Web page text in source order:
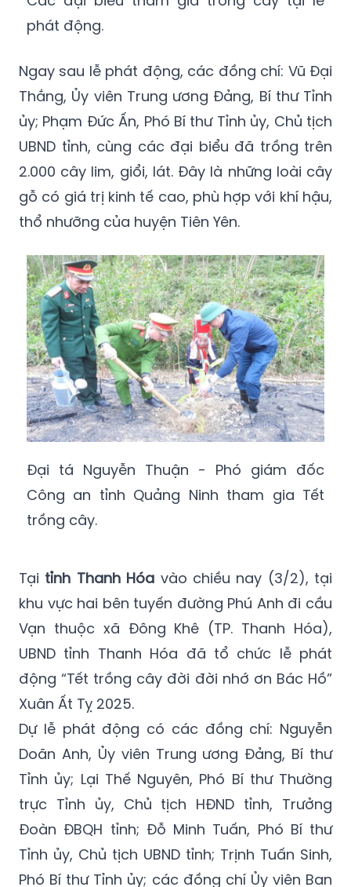
phát động.
Ngay sau lễ phát động, các đồng chí: Vũ Đại
Thắng, Ủy viên Trung ương Đảng, Bí thư Tỉnh
ủy; Phạm Đức Ấn, Phó Bí thư Tỉnh ủy, Chủ tịch
UBND tỉnh, cùng các đại biểu đã trồng trên
2.000 cây lim, giổi, lát. Đây là những loài cây
gỗ có giá trị kinh tế cao, phù hợp với khí hậu,
thổ nhưỡng của huyện Tiên Yên.
Đại tá Nguyễn Thuận - Phó giám đốc
Công an tỉnh Quảng Ninh tham gia Tết
trồng cây.
Tại tỉnh Thanh Hóa vào chiều nay (3/2), tại
khu vực hai bên tuyến đường Phú Anh đi cầu
Vạn thuộc xã Đông Khê (TP. Thanh Hóa),
UBND tỉnh Thanh Hóa đã tổ chức lễ phát
động “Tết trồng cây đời đời nhớ ơn Bác Hồ”
Xuân Ất Tỵ 2025.
Dự lễ phát động có các đồng chí: Nguyễn
Doãn Anh, Ủy viên Trung ương Đảng, Bí thư
Tỉnh ủy; Lại Thế Nguyên, Phó Bí thư Thường
trực Tỉnh ủy, Chủ tịch HĐND tỉnh, Trưởng
Đoàn ĐBQH tỉnh; Đỗ Minh Tuấn, Phó Bí thư
Tỉnh ủy, Chủ tịch UBND tỉnh; Trịnh Tuấn Sinh,
Phó Bí thư Tỉnh ủy; các đồng chí Ủy viên Ban